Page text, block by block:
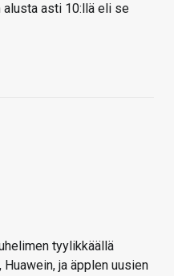
alusta asti 10:llä eli se
tyylikkäällä
ja äpplen uusien